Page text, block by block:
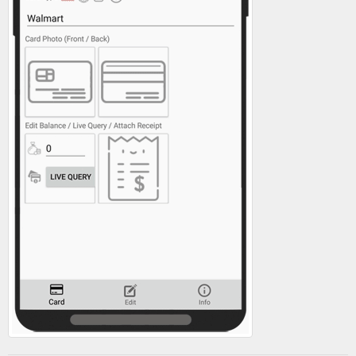
Elle, laissez lui le choix pour être sûr(e) de faire plaisir sans
vous tromper. Elle aura l’embarras du choix parmi tous nos
rayons : mode, déco, parapharmacie, culture... Utilisation : en
une ou plusieurs fois. Où ? : dans tous les rayons des
hypermarchés, supermarchés et aux caisses des Drives.
Durée de validité: 1 an. Bon à savoir: la carte est ...
https://carte-cadeau.auchan.fr/pour-elle.html
Achat carte cadeau, carte cadeau en ligne, carte cadeau 20 euros ...
Carte-cadeau.auchan.fr vous invite à découvrir son offre
cartes cadeaux. Nos cartes aux thèmes et visuels variés
répondent parfaitement aux moments ...
https://carte-
cadeau.auchan.fr/j-offre-une-carte-cadeau/themes.html
30 69 56 72 (Appel ...https://carte-cadeau.auchan.fr/high-
tech.html
Opter pour la carte bonne fête pour être sûr de